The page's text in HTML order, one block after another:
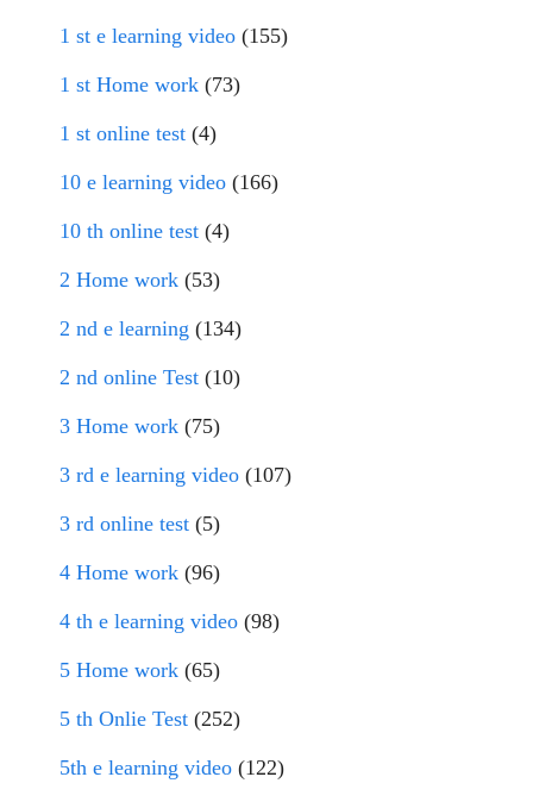
1 st e learning video (155)
1 st Home work (73)
1 st online test (4)
10 e learning video (166)
10 th online test (4)
2 Home work (53)
2 nd e learning (134)
2 nd online Test (10)
3 Home work (75)
3 rd e learning video (107)
3 rd online test (5)
4 Home work (96)
4 th e learning video (98)
5 Home work (65)
5 th Onlie Test (252)
5th e learning video (122)